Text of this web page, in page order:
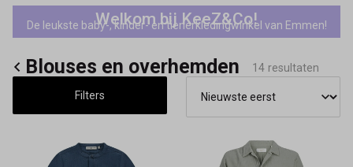
Sale
jongens
blouses
en
overhemden
Welkom bij KeeZ&Co!
De leukste baby-, kinder- en tienerkledingwinkel van Emmen!
Blouses en overhemden 14 resultaten
Filters